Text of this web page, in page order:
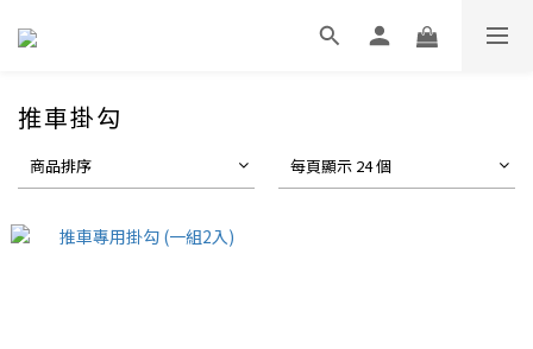
推車掛勾
商品排序 每頁顯示 24 個